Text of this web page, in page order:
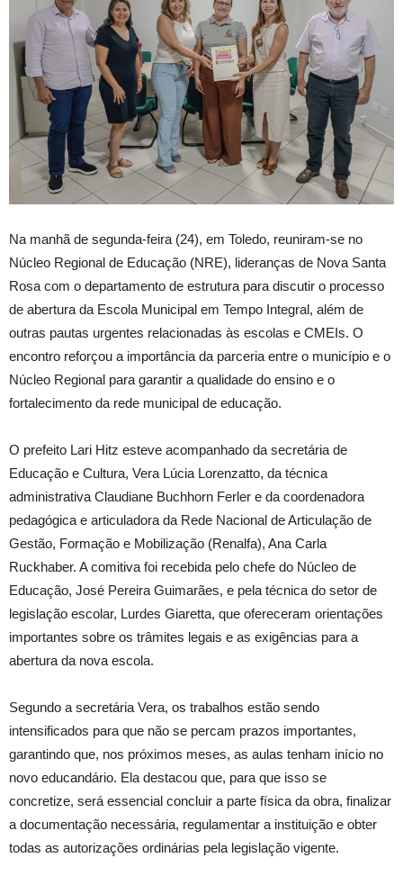
Na manhã de segunda-feira (24), em Toledo, reuniram-se no
Núcleo Regional de Educação (NRE), lideranças de Nova Santa
Rosa com o departamento de estrutura para discutir o processo
de abertura da Escola Municipal em Tempo Integral, além de
outras pautas urgentes relacionadas às escolas e CMEIs. O
encontro reforçou a importância da parceria entre o município e o
Núcleo Regional para garantir a qualidade do ensino e o
fortalecimento da rede municipal de educação.
O prefeito Lari Hitz esteve acompanhado da secretária de
Educação e Cultura, Vera Lúcia Lorenzatto, da técnica
administrativa Claudiane Buchhorn Ferler e da coordenadora
pedagógica e articuladora da Rede Nacional de Articulação de
Gestão, Formação e Mobilização (Renalfa), Ana Carla
Ruckhaber. A comitiva foi recebida pelo chefe do Núcleo de
Educação, José Pereira Guimarães, e pela técnica do setor de
legislação escolar, Lurdes Giaretta, que ofereceram orientações
importantes sobre os trâmites legais e as exigências para a
abertura da nova escola.
Segundo a secretária Vera, os trabalhos estão sendo
intensificados para que não se percam prazos importantes,
garantindo que, nos próximos meses, as aulas tenham início no
novo educandário. Ela destacou que, para que isso se
concretize, será essencial concluir a parte física da obra, finalizar
a documentação necessária, regulamentar a instituição e obter
todas as autorizações ordinárias pela legislação vigente.